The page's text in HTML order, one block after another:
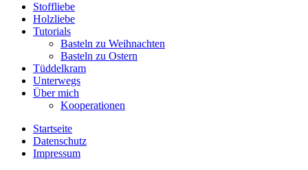
Stoffliebe
Holzliebe
Tutorials
Basteln zu Weihnachten
Basteln zu Ostern
Tüddelkram
Unterwegs
Über mich
Kooperationen
Startseite
Datenschutz
Impressum